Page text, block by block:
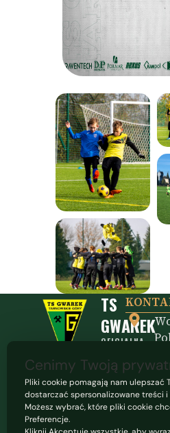
TS
GWAREK
OFICJALNA
KLUBU
32
Cenimy Twoją
Pliki cookie pomagają nam ulepszać
dostarczać spersonalizowane treści i
Możesz wybrać, które pliki cookie
Preferencje.